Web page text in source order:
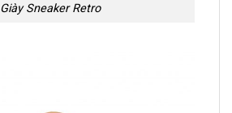
Giày Sneaker Retro